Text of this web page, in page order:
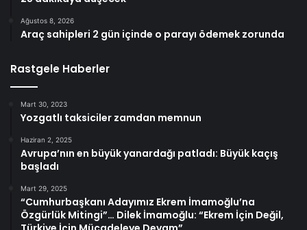
Ağustos 8, 2026
Araç sahipleri 2 gün içinde o parayı ödemek zorunda
Rastgele Haberler
Mart 30, 2023
Yozgatlı taksiciler zamdan memnun
Haziran 2, 2025
Avrupa’nın en büyük yanardağı patladı: Büyük kaçış
başladı
Mart 29, 2025
“Cumhurbaşkanı Adayımız Ekrem İmamoğlu’na
Özgürlük Mitingi”… Dilek İmamoğlu: “Ekrem İçin Değil,